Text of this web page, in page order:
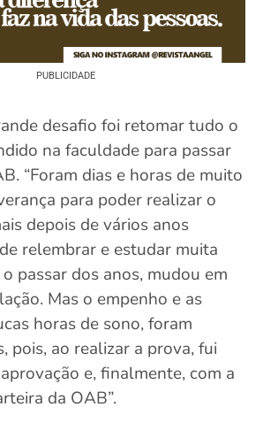
PUBLICIDADE
desafio foi retomar tudo o
na faculdade para passar
“Foram dias e horas de muito
para poder realizar o
depois de vários anos
relembrar e estudar muita
passar dos anos, mudou em
Mas o empenho e as
horas de sono, foram
pois, ao realizar a prova, fui
e, finalmente, com a
da OAB”.